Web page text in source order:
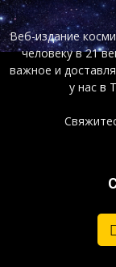
Веб-издание
человеку в 21
важное и
у нас в